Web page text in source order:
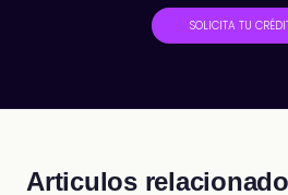
SOLICITA TU
Articulos